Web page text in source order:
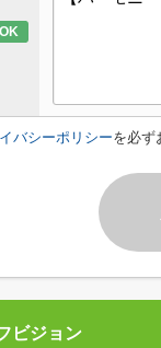
OK
バシーポリシーを必ず
ビジョン